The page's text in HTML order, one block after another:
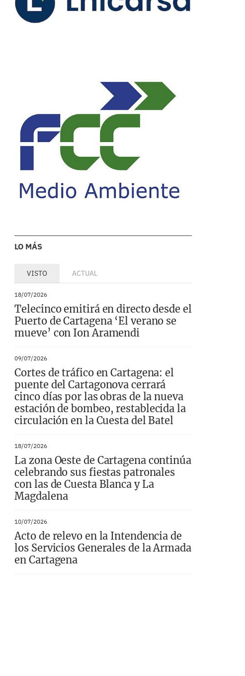
LO MÁS
VISTO ACTUAL
18/07/2026
Telecinco emitirá en directo desde el
Puerto de Cartagena ‘El verano se
mueve’ con Ion Aramendi
09/07/2026
Cortes de tráfico en Cartagena: el
puente del Cartagonova cerrará
cinco días por las obras de la nueva
estación de bombeo, restablecida la
circulación en la Cuesta del Batel
18/07/2026
La zona Oeste de Cartagena continúa
celebrando sus fiestas patronales
con las de Cuesta Blanca y La
Magdalena
10/07/2026
Acto de relevo en la Intendencia de
los Servicios Generales de la Armada
en Cartagena